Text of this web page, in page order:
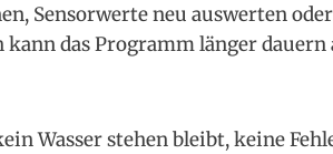
Sensorwerte neu auswerten
das Programm länger
Wasser stehen bleibt, keine